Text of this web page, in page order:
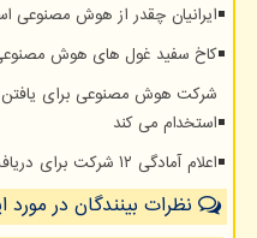
ایرانیان چقدر از هوش مصنوعی
کاخ سفید غول های هوش مصنوعی
شرکت هوش مصنوعی برای یافتن
استخدام می کند
اعلام آمادگی ۱۲ شرکت برای دریافت پروانه اپراتوری هوش مصنوعی
نظرات بینندگان در